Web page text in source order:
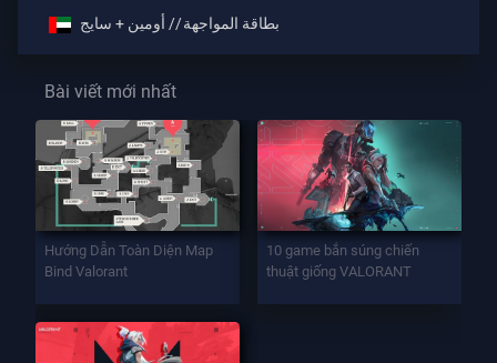
بطاقة المواجهة // أومين + سايج
Bài viết mới nhất
Hướng Dẫn Toàn Diện Map
Bind Valorant
10 game bắn súng chiến
thuật giống VALORANT